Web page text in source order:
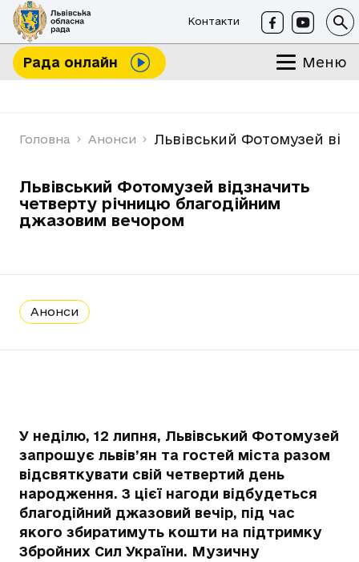
Контакти
Рада онлайн Меню
Головна Анонси Львівський Фотомузей
Львівський Фотомузей відзначить
четверту річницю благодійним
джазовим вечором
Анонси
У неділю, 12 липня, Львівський Фотомузей
запрошує львів’ян та гостей міста разом
відсвяткувати свій четвертий день
народження. З цієї нагоди відбудеться
благодійний джазовий вечір, під час
якого збиратимуть кошти на підтримку
Збройних Сил України. Музичну